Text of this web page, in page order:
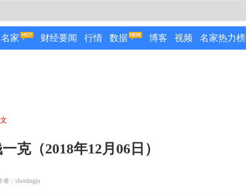
名家 财经要闻 行情 数据 博客 视频 名家热力榜
克（2018年12月06日）
者：shenlingju